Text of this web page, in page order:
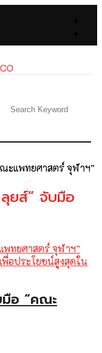
ะแพทยศาสตร์ จุฬาฯ”
ยส์” จับมือ
มือ “คณะ